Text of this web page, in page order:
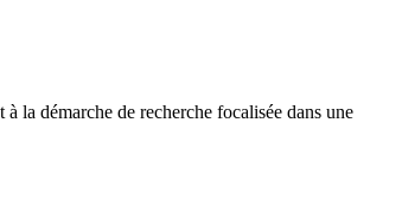
la démarche de recherche focalisée dans une